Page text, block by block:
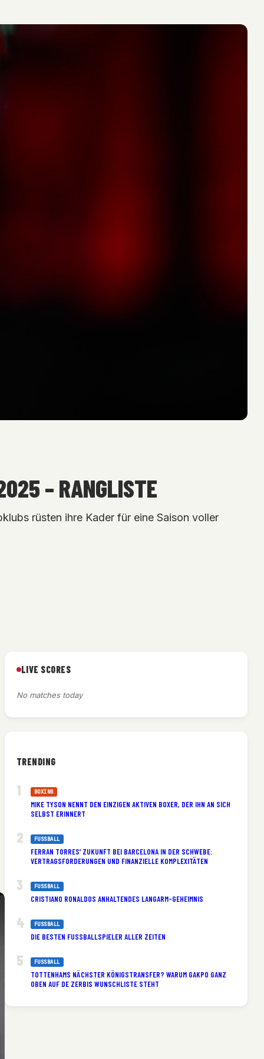
– RANGLISTE
rüsten ihre Kader für eine Saison voller
LIVE SCORES
No matches today
TRENDING
BOXING
MIKE TYSON NENNT DEN EINZIGEN AKTIVEN BOXER, DER IHN AN SICH
SELBST ERINNERT
FUSSBALL
FERRAN TORRES‘ ZUKUNFT BEI BARCELONA IN DER SCHWEBE:
VERTRAGSFORDERUNGEN UND FINANZIELLE KOMPLEXITÄTEN
FUSSBALL
CRISTIANO RONALDOS ANHALTENDES LANGARM-GEHEIMNIS
FUSSBALL
DIE BESTEN FUSSBALLSPIELER ALLER ZEITEN
FUSSBALL
TOTTENHAMS NÄCHSTER KÖNIGSTRANSFER? WARUM GAKPO GANZ
OBEN AUF DE ZERBIS WUNSCHLISTE STEHT